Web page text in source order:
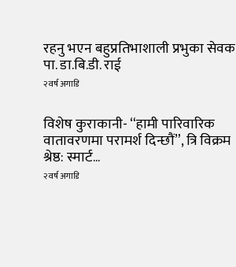
रहनु भएन बहुप्रतिभाशाली प्रभुका सेवक
पा. डा.बि.डी. राई
२ वर्ष अगाडि
विशेष कुराकानी- “हामी पारिवारिक
वातावरणमा परामर्श दिन्छौं”, त्रि विक्रम
श्रेष्ठ: स्मार्ट...
२ वर्ष अगाडि